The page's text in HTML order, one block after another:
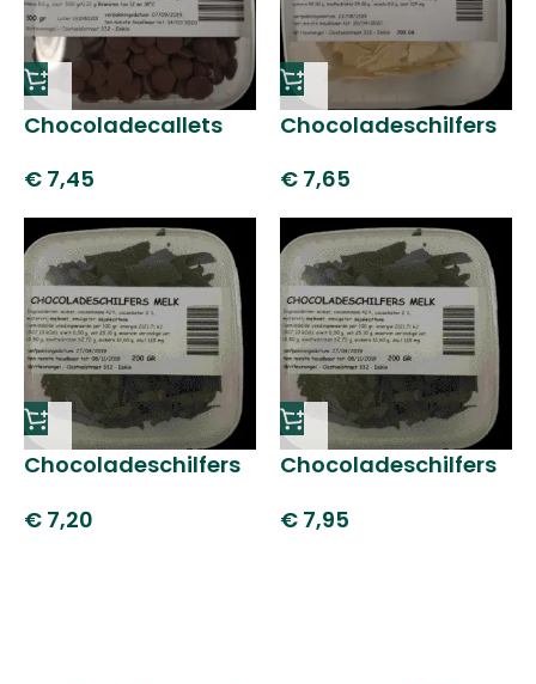
Chocoladecallets
€ 7,45
Chocoladeschilfers
€7,65
Chocoladeschilfers
€ 7,20
Chocoladeschilfers
€7,95